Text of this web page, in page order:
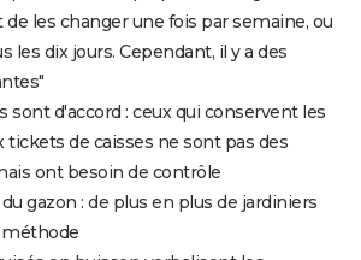
de les changer une fois par semaine, ou
les dix jours. Cependant, il y a des
sont d'accord : ceux qui conservent les
tickets de caisses ne sont pas des
ont besoin de contrôle
gazon : de plus en plus de jardiniers